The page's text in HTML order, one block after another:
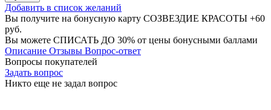
Добавить в список желаний
Вы получите на бонусную карту СОЗВЕЗДИЕ КРАСОТЫ +60
руб.
Вы можете СПИСАТЬ ДО 30% от цены бонусными баллами
Описание Отзывы Вопрос-ответ
Вопросы покупателей
Задать вопрос
Никто еще не задал вопрос